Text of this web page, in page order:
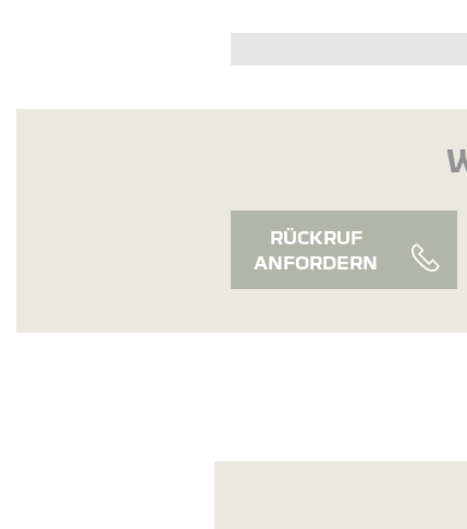
RÜCKRUF
ANFORDERN